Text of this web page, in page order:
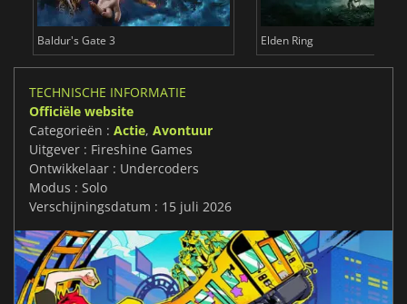
Baldur's Gate 3 Elden Ring
TECHNISCHE INFORMATIE
Officiële website
Categorieën : Actie, Avontuur
Uitgever : Fireshine Games
Ontwikkelaar : Undercoders
Modus : Solo
Verschijningsdatum : 15 juli 2026